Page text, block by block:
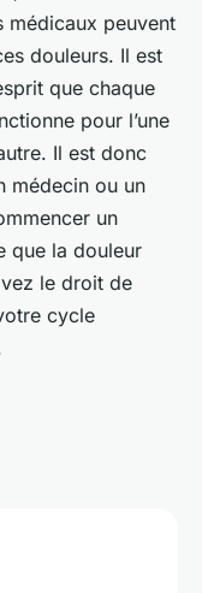
médicaux peuvent
douleurs. Il est
que chaque
pour l’une
Il est donc
médecin ou un
un
que la douleur
le droit de
cycle